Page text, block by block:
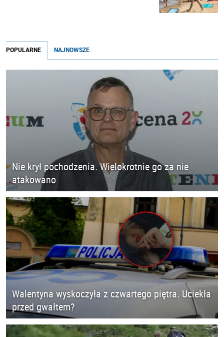
POPULARNE NAJNOWSZE
Nie krył pochodzenia. Wielokrotnie go za nie
atakowano
Walentyna wyskoczyła z czwartego piętra. Uciekła
przed gwałtem?